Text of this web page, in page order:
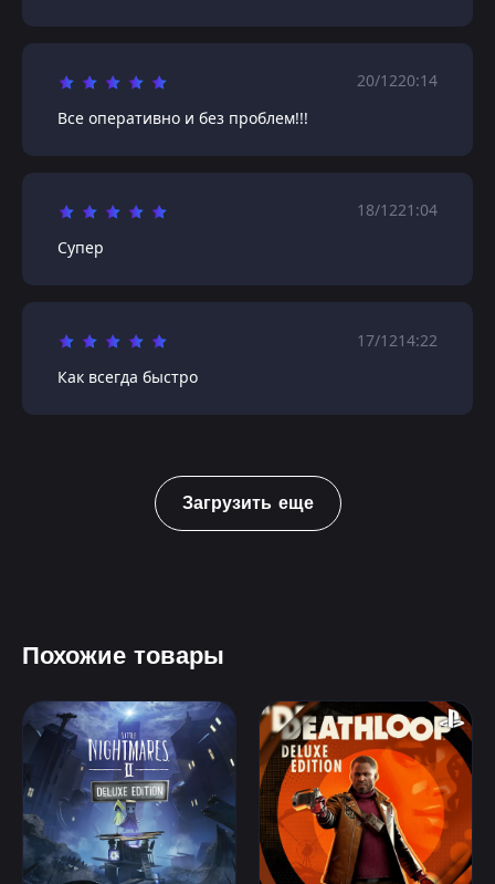
20/1220:14
Все оперативно и без проблем!!!
18/1221:04
Супер
17/1214:22
Как всегда быстро
Загрузить еще
Похожие товары